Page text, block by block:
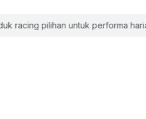
racing pilihan untuk performa harian